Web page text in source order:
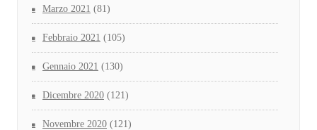
Marzo 2021 (81)
Febbraio 2021 (105)
Gennaio 2021 (130)
Dicembre 2020 (121)
Novembre 2020 (121)